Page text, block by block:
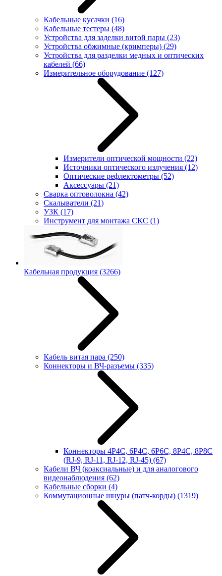
Кабельные кусачки (16)
Кабельные тестеры (48)
Устройства для заделки витой пары (23)
Устройства обжимные (кримперы) (29)
Устройства для разделки медных и оптических
кабелей (66)
Измерительное оборудование (127)
Измерители оптической мощности (22)
Источники оптического излучения (12)
Оптические рефлектометры (52)
Аксессуары (21)
Сварка оптоволокна (42)
Скалыватели (21)
УЗК (17)
Инструмент для монтажа СКС (1)
Кабельная продукция (3266)
Кабель витая пара (250)
Коннекторы и ВЧ-разъемы (335)
Коннекторы 4P4C, 6P4C, 6P6C, 8P4C, 8P8C
(RJ-9, RJ-11, RJ-12, RJ-45) (67)
Кабели ВЧ (коаксиальные) и для аналогового
видеонаблюдения (62)
Кабельные сборки (4)
Коммутационные шнуры (патч-корды) (1319)